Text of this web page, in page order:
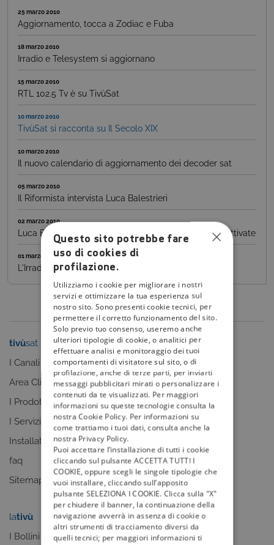
25 marzo 2010
Aggiornamento, tocca a Zodiac e Fuba
18 marzo 2010
Irradio e Telesystem si aggiornano
15 marzo 2010
RTL 102.5 Tv è su TivùSat
10 marzo 2010
TivùSat si racconta su Il Secolo XIX
10 marzo 2010
Il nuovo calendario di aggiornamento dei decoder sat
05 marzo 2010
Il Riformista intervista Luca Balestrieri
02 marzo 2010
Luca Balestrieri: TivùSat, finora quasi 200.000 carte attivate
01 marzo 2010
L'Irradio si aggiorna
tivùsat
I Canali
Area Clienti
I Prodotti
I Servizi
Installatori
faq
Sitemap
tivùla guida
I programmi
I canali
La Guida +
faq
lativù
I Bollini
mytivù
Questo sito potrebbe fare
uso di cookies di
profilazione.
Utilizziamo i cookie per migliorare i nostri
servizi e ottimizzare la tua esperienza sul
nostro sito. Sono presenti cookie tecnici, per
permettere il corretto funzionamento del sito.
Solo previo tuo consenso, useremo anche
ulteriori tipologie di cookie, o analitici per
effettuare analisi e monitoraggio dei tuoi
comportamenti di visitatore sul sito, o di
profilazione, anche di terze parti, per inviarti
messaggi pubblicitari mirati o personalizzare i
contenuti da te visualizzati. Per maggiori
informazioni su queste tecnologie consulta la
nostra Cookie Policy. Per informazioni su
come trattiamo i tuoi dati, consulta anche la
nostra Privacy Policy.
Puoi accettare l’installazione di tutti i cookie
cliccando sul pulsante ACCETTA TUTTI I
COOKIE, oppure scegli le singole tipologie che
vuoi installare, cliccando sull’apposito
pulsante SELEZIONA I COOKIE. Clicca sulla "X"
per chiudere il banner, la continuazione della
navigazione avverrà in assenza di cookie o
altri strumenti di tracciamento diversi da
quelli tecnici; per maggiori informazioni ti